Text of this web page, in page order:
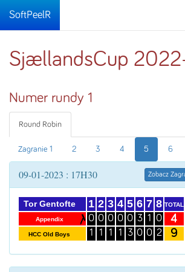
SoftPeelR
SjællandsCup
Numer rundy 1
Round Robin
Zagranie 1 2 3 4 5 6
09-01-2023 : 17H30 Zobacz
Tor Gentofte
Appendix
HCC Old Boys
1
0
1
2
0
1
3
0
1
4
0
1
5
0
3
6
3
0
7
1
0
8
0
2
TOTAL
4
9